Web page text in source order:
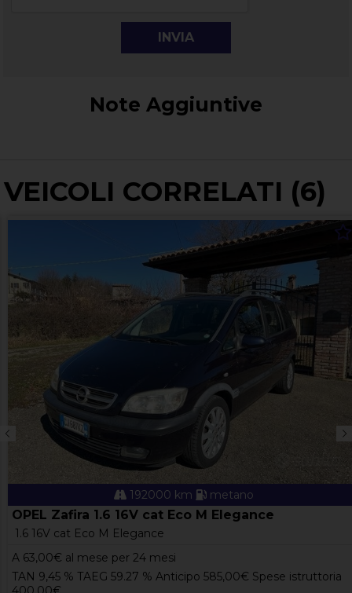
Note Aggiuntive
VEICOLI CORRELATI (6)
192000 km metano
OPEL Zafira 1.6 16V cat Eco M Elegance
1.6 16V cat Eco M Elegance
A 63,00€ al mese per 24 mesi
TAN 9,45 % TAEG 59.27 % Anticipo 585,00€ Spese istruttoria